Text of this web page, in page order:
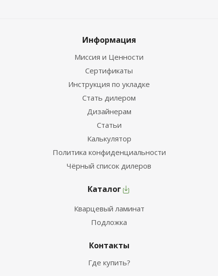
Информация
Миссия и Ценности
Сертификаты
Инструкция по укладке
Стать дилером
Дизайнерам
Статьи
Калькулятор
Политика конфиденциальности
Чёрный список дилеров
Каталог
Кварцевый ламинат
Подложка
Контакты
Где купить?